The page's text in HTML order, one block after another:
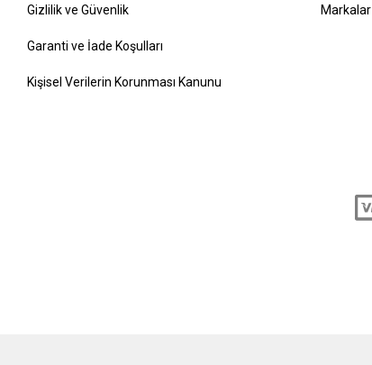
Gizlilik ve Güvenlik
Garanti ve İade Koşulları
Kişisel Verilerin Korunması Kanunu
Markalar